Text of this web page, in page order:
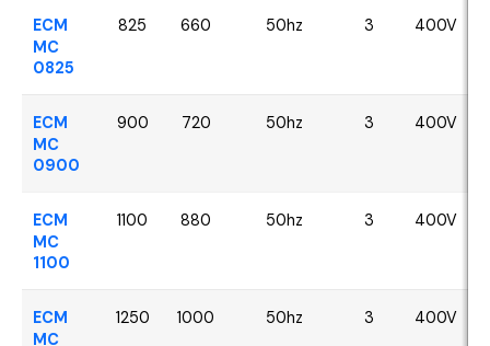
ECM
MC
0825
825 660 50hz 3 400V
ECM
MC
0900
900 720 50hz 3 400V
ECM
MC
1100
1100 880 50hz 3 400V
ECM
MC
1250 1000 50hz 3 400V